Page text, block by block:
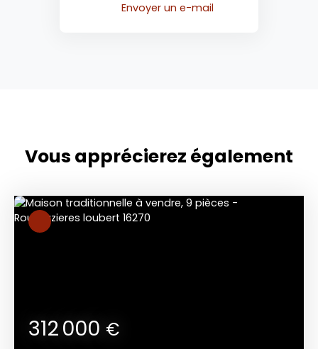
Envoyer un e-mail
Vous apprécierez également
312 000 €